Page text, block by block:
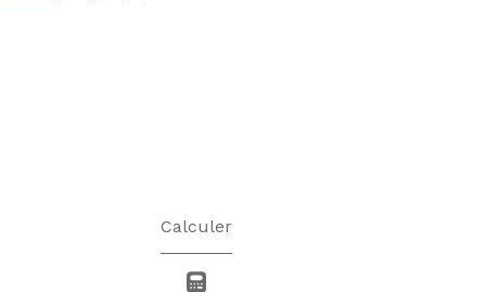
Calculer